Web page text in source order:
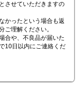
させていただきますの
かったという場合も返
ご理解ください。
合や、不良品が届いた
10日以内にご連絡くだ